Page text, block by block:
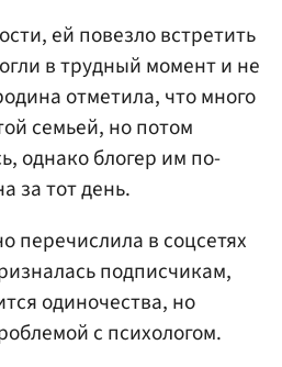
ей повезло встретить
в трудный момент и не
отметила, что много
семьей, но потом
однако блогер им по-
за тот день.
перечислила в соцсетях
подписчикам,
одиночества, но
с психологом.